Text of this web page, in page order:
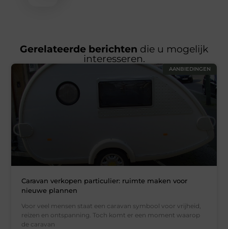
Gerelateerde berichten die u mogelijk
interesseren.
AANBIEDINGEN
Caravan verkopen particulier: ruimte maken voor
nieuwe plannen
Voor veel mensen staat een caravan symbool voor vrijheid,
reizen en ontspanning. Toch komt er een moment waarop
de caravan